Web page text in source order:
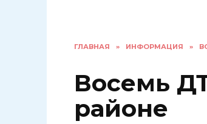
ГЛАВНАЯ » ИНФОРМАЦИЯ »
Восемь
районе